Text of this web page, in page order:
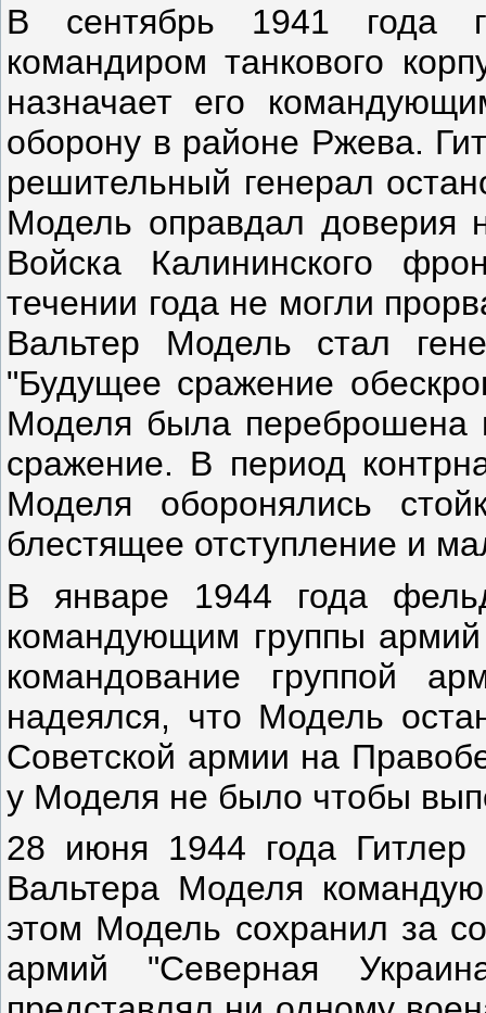
В сентябрь 1941 года
командиром танкового
назначает его
оборону в районе Ржева.
решительный генерал
Модель оправдал доверия
Войска Калининского
течении года не могли
Вальтер Модель стал
"Будущее сражение
Моделя была переброшена
сражение. В период
Моделя оборонялись
блестящее отступление и
В январе 1944 года
командующим группы
командование группой
надеялся, что Модель
Советской армии на
у Моделя не было чтобы
28 июня 1944 года Гитлер
Вальтера Моделя
этом Модель сохранил за
армий "Северная